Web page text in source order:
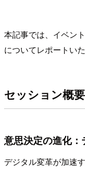
本記事では、イベン
についてレポートいた
セッション概要
意思決定の進化
デジタル変革が加速